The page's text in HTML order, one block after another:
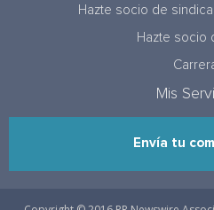
Hazte socio de
Hazte socio
Mis
Envía tu